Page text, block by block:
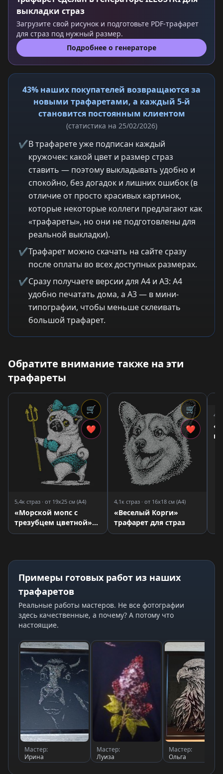
выкладки страз
Загрузите свой рисунок и подготовьте PDF-трафарет
для страз под нужный размер.
Подробнее о генераторе
43% наших покупателей возвращаются за
новыми трафаретами, а каждый 5-й
становится постоянным клиентом
(статистика на 25/02/2026)
✔В трафарете уже подписан каждый
кружочек: какой цвет и размер страз
ставить — поэтому выкладывать удобно и
спокойно, без догадок и лишних ошибок (в
отличие от просто красивых картинок,
которые некоторые коллеги предлагают как
«трафареты», но они не подготовлены для
реальной выкладки).
✔Трафарет можно скачать на сайте сразу
после оплаты во всех доступных размерах.
✔Сразу получаете версии для A4 и A3: A4
удобно печатать дома, а A3 — в мини-
типографии, чтобы меньше склеивать
большой трафарет.
Обратите внимание также на эти
трафареты
🛒
❤
5,4к страз · от 19x25 см (A4)
«Морской мопс с
трезубцем цветной»
трафарет для страз
🛒
❤
4,1к страз · от 16x18 см (A4)
«Веселый Корги»
трафарет для страз
Примеры готовых работ из наших
трафаретов
Реальные работы мастеров. Не все фотографии
здесь качественные, а почему? А потому что
настоящие.
Мастер:
Ирина
Мастер:
Луиза
Мастер:
Ольга